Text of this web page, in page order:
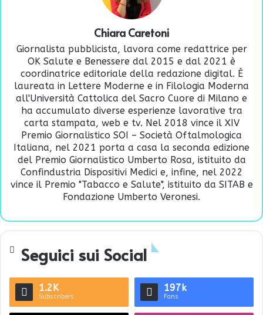
Chiara Caretoni
Giornalista pubblicista, lavora come redattrice per
OK Salute e Benessere dal 2015 e dal 2021 è
coordinatrice editoriale della redazione digital. È
laureata in Lettere Moderne e in Filologia Moderna
all'Università Cattolica del Sacro Cuore di Milano e
ha accumulato diverse esperienze lavorative tra
carta stampata, web e tv. Nel 2018 vince il XIV
Premio Giornalistico SOI – Società Oftalmologica
Italiana, nel 2021 porta a casa la seconda edizione
del Premio Giornalistico Umberto Rosa, istituito da
Confindustria Dispositivi Medici e, infine, nel 2022
vince il Premio "Tabacco e Salute", istituito da SITAB e
Fondazione Umberto Veronesi.
Seguici sui Social
1.2K
Subscribers
197k
Fans